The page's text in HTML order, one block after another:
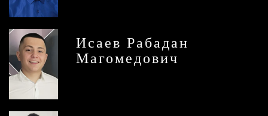
Исаев Рабадан
Магомедович